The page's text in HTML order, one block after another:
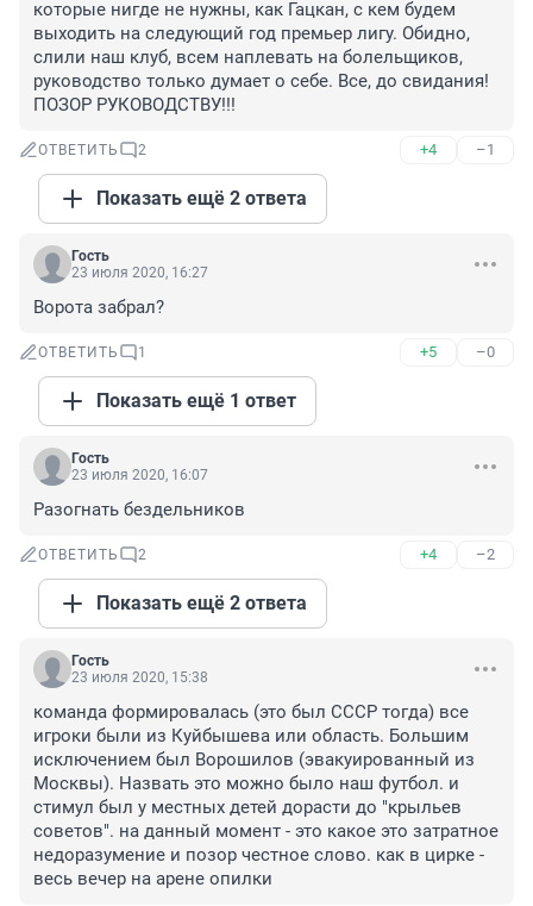
которые нигде не нужны, как Гацкан, с кем будем
выходить на следующий год премьер лигу. Обидно,
слили наш клуб, всем наплевать на болельщиков,
руководство только думает о себе. Все, до свидания!
ПОЗОР РУКОВОДСТВУ!!!
ОТВЕТИТЬ 2 +4 –1
Показать ещё 2 ответа
Гость
23 июля 2020, 16:27
Ворота забрал?
ОТВЕТИТЬ 1 +5 –0
Показать ещё 1 ответ
Гость
23 июля 2020, 16:07
Разогнать бездельников
ОТВЕТИТЬ 2 +4 –2
Показать ещё 2 ответа
Гость
23 июля 2020, 15:38
команда формировалась (это был СССР тогда) все
игроки были из Куйбышева или область. Большим
исключением был Ворошилов (эвакуированный из
Москвы). Назвать это можно было наш футбол. и
стимул был у местных детей дорасти до "крыльев
советов". на данный момент - это какое это затратное
недоразумение и позор честное слово. как в цирке -
весь вечер на арене опилки